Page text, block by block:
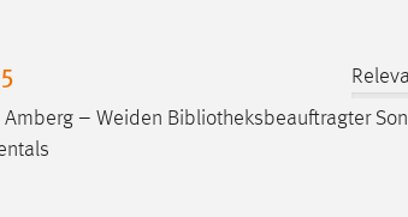
Amberg – Weiden Bibliotheksbeauftragter